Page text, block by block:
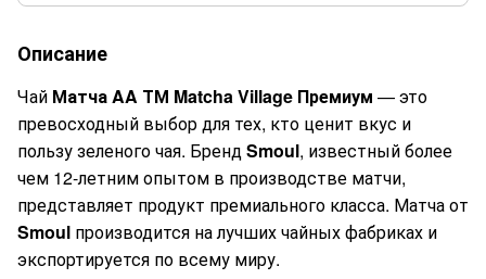
Описание
Чай Матча AA ТМ Matcha Village Премиум — это
превосходный выбор для тех, кто ценит вкус и
пользу зеленого чая. Бренд Smoul, известный более
чем 12-летним опытом в производстве матчи,
представляет продукт премиального класса. Матча от
Smoul производится на лучших чайных фабриках и
экспортируется по всему миру.